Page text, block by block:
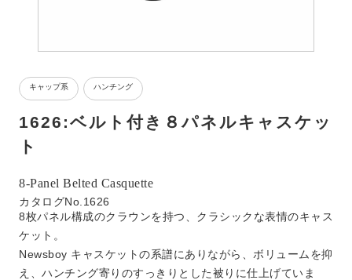
キャップ系 ハンチング
1626:ベルト付き８パネルキャスケッ
ト
8-Panel Belted Casquette
カタログNo.1626
8枚パネル構成のクラウンを持つ、クラシックな表情のキャス
ケット。
Newsboy キャスケットの系譜にありながら、ボリュームを抑
え、ハンチング寄りのすっきりとした被りに仕上げていま